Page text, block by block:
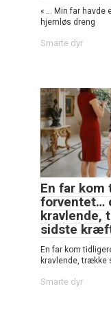
« … Min far havde
hjemløs dreng
Smarte dyr
En far kom
forventet…
kravlende,
sidste
En far kom
kravlende, trække
Smarte dyr